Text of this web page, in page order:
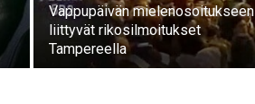
Vappupäivän mielenosoitukseen
liittyvät rikosilmoitukset
Tampereella